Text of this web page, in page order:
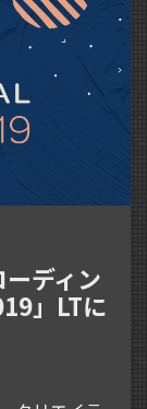
ディン
」LTに